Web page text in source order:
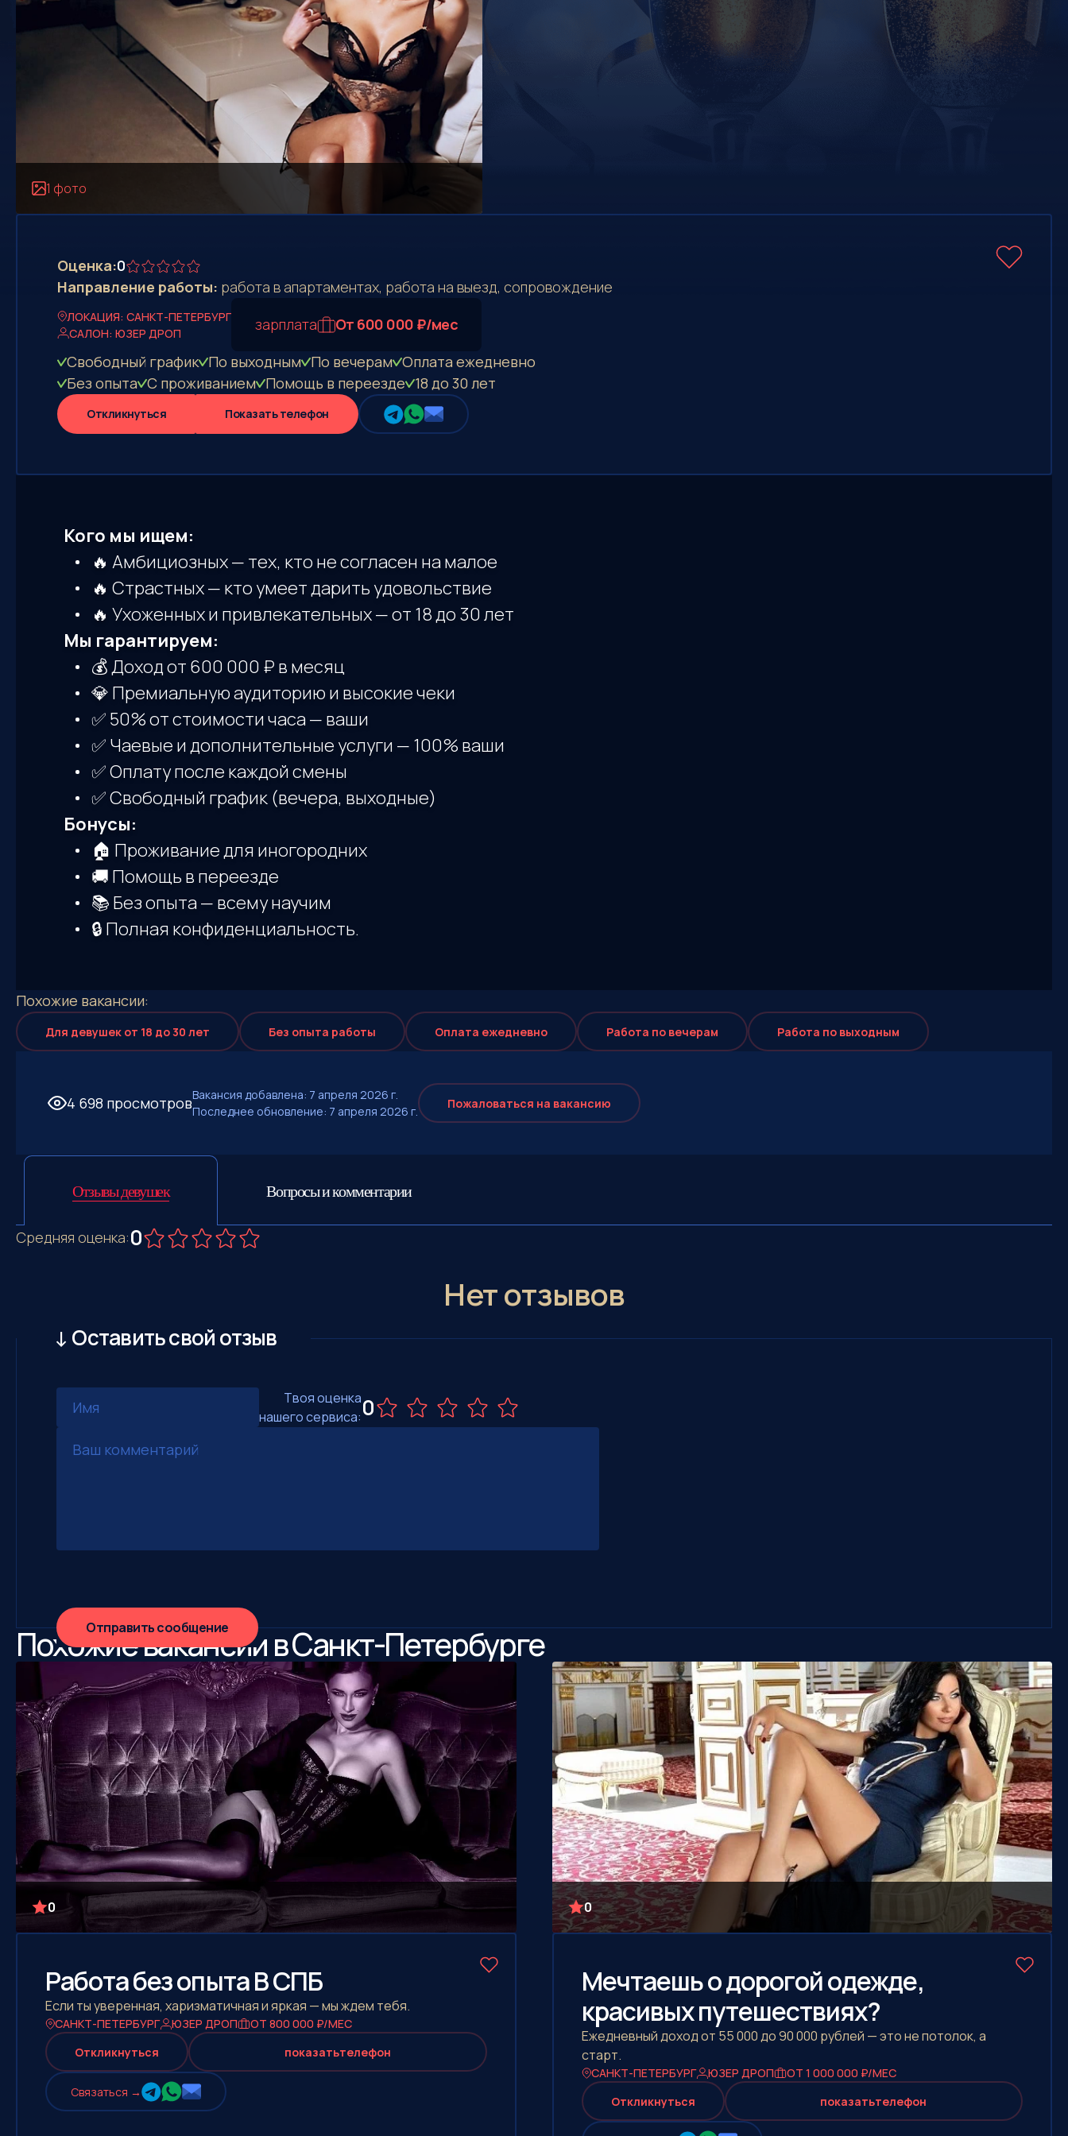
1 фото
Оценка:0
Направление работы: работа в апартаментах, работа на выезд, сопровождение
ЛОКАЦИЯ: САНКТ-ПЕТЕРБУРГ
САЛОН: ЮЗЕР ДРОП
зарплата
От 600 000 ₽/мес
Свободный график По выходным По вечерам Оплата eжедневно
Без опыта С проживанием Помощь в переезде 18 до 30 лет
Откликнуться Показать телефон
Кого мы ищем:
🔥 Амбициозных — тех, кто не согласен на малое
🔥 Страстных — кто умеет дарить удовольствие
🔥 Ухоженных и привлекательных — от 18 до 30 лет
Мы гарантируем:
💰 Доход от 600 000 ₽ в месяц
💎 Премиальную аудиторию и высокие чеки
✅ 50% от стоимости часа — ваши
✅ Чаевые и дополнительные услуги — 100% ваши
✅ Оплату после каждой смены
✅ Свободный график (вечера, выходные)
Бонусы:
🏠 Проживание для иногородних
🚚 Помощь в переезде
📚 Без опыта — всему научим
🔒 Полная конфиденциальность.
Похожие вакансии:
Для девушек от 18 до 30 лет Без опыта работы Оплата eжедневно Работа по вечерам Работа по выходным
4 698 просмотровВакансия добавлена: 7 апреля 2026 г.
Последнее обновление: 7 апреля 2026 г.
Пожаловаться на вакансию
Отзывы девушек Вопросы и комментарии
Средняя оценка:0
Нет отзывов
↓ Оставить свой отзыв
Твоя оценка
нашего сервиса:0
Отправить сообщение
Похожие вакансии в Санкт-Петербурге
0
Работа без опыта В СПБ
Если ты уверенная, харизматичная и яркая — мы ждем тебя.
САНКТ-ПЕТЕРБУРГ ЮЗЕР ДРОП
ОТ 800 000 ₽/МЕС
Откликнуться
показатьтелефон
Cвязаться →
0
Мечтаешь о дорогой одежде,
красивых путешествиях?
Ежедневный доход от 55 000 до 90 000 рублей — это не потолок, а
старт.
САНКТ-ПЕТЕРБУРГ ЮЗЕР ДРОП
ОТ 1 000 000 ₽/МЕС
Откликнуться
показатьтелефон